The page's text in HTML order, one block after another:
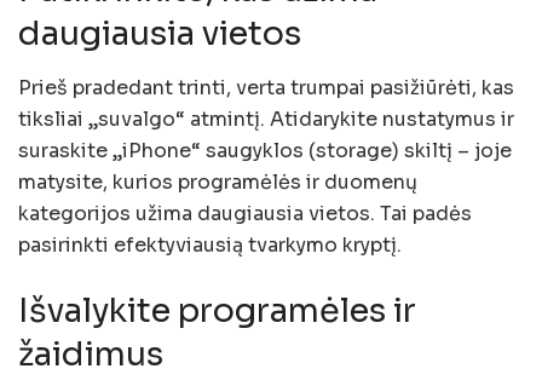
daugiausia vietos
Prieš pradedant trinti, verta trumpai pasižiūrėti, kas
tiksliai „suvalgo“ atmintį. Atidarykite nustatymus ir
suraskite „iPhone“ saugyklos (storage) skiltį – joje
matysite, kurios programėlės ir duomenų
kategorijos užima daugiausia vietos. Tai padės
pasirinkti efektyviausią tvarkymo kryptį.
Išvalykite programėles ir
žaidimus